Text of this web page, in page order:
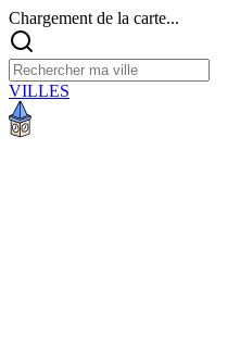
Chargement de la carte...
VILLES